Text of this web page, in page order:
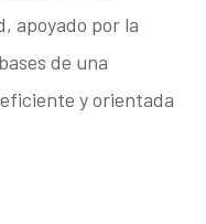
apoyado por la
de una
y orientada